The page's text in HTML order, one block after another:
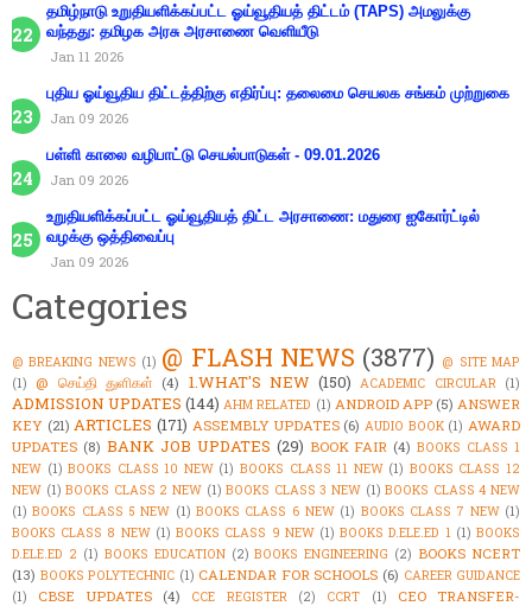
தமிழ்நாடு உறுதியளிக்கப்பட்ட ஓய்வூதியத் திட்டம் (TAPS) அமலுக்கு
வந்தது: தமிழக அரசு அரசாணை வெளியீடு
Jan 11 2026
புதிய ஓய்வூதிய திட்டத்திற்கு எதிர்ப்பு: தலைமை செயலக சங்கம் முற்றுகை
Jan 09 2026
பள்ளி காலை வழிபாட்டு செயல்பாடுகள் - 09.01.2026
Jan 09 2026
உறுதியளிக்கப்பட்ட ஓய்வூதியத் திட்ட அரசாணை: மதுரை ஐகோர்ட்டில்
வழக்கு ஒத்திவைப்பு
Jan 09 2026
Categories
@ BREAKING NEWS (1) @ FLASH NEWS (3877) @ SITE MAP
(1) @ செய்தி துளிகள் (4) 1.WHAT'S NEW (150) ACADEMIC CIRCULAR (1)
ADMISSION UPDATES (144) AHM RELATED (1) ANDROID APP (5) ANSWER
KEY (21) ARTICLES (171) ASSEMBLY UPDATES (6) AUDIO BOOK (1) AWARD
UPDATES (8) BANK JOB UPDATES (29) BOOK FAIR (4) BOOKS CLASS 1
NEW (1) BOOKS CLASS 10 NEW (1) BOOKS CLASS 11 NEW (1) BOOKS CLASS 12
NEW (1) BOOKS CLASS 2 NEW (1) BOOKS CLASS 3 NEW (1) BOOKS CLASS 4 NEW
(1) BOOKS CLASS 5 NEW (1) BOOKS CLASS 6 NEW (1) BOOKS CLASS 7 NEW (1)
BOOKS CLASS 8 NEW (1) BOOKS CLASS 9 NEW (1) BOOKS D.ELE.ED 1 (1) BOOKS
D.ELE.ED 2 (1) BOOKS EDUCATION (2) BOOKS ENGINEERING (2) BOOKS NCERT
(13) BOOKS POLYTECHNIC (1) CALENDAR FOR SCHOOLS (6) CAREER GUIDANCE
(1)
CBSE UPDATES (4) CCE REGISTER (2) CCRT (1)
CEO TRANSFER-